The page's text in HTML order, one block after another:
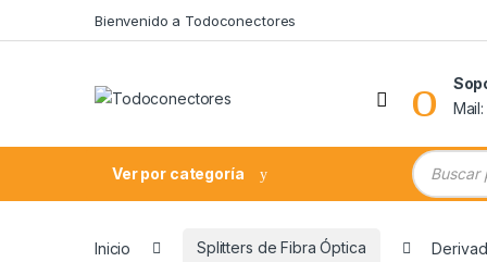
Bienvenido a Todoconectores
Ver por categoría
Inicio Splitters de Fibra Óptica